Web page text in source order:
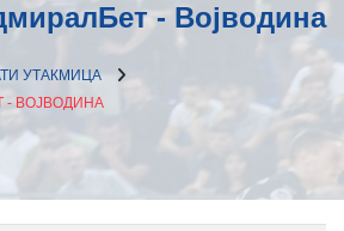
- Војводина
УТАКМИЦА
- ВОЈВОДИНА